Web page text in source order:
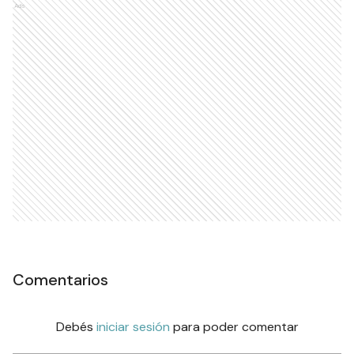
Ads
Comentarios
Debés iniciar sesión para poder comentar